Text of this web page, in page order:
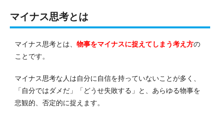
マイナス思考とは
マイナス思考とは、 物事をマイナスに捉えてしまう考え方の
ことです。
マイナス思考な人は自分に自信を持っていないことが多く、
「自分ではダメだ」「どうせ失敗する」と、あらゆる物事を
悲観的、否定的に捉えます。